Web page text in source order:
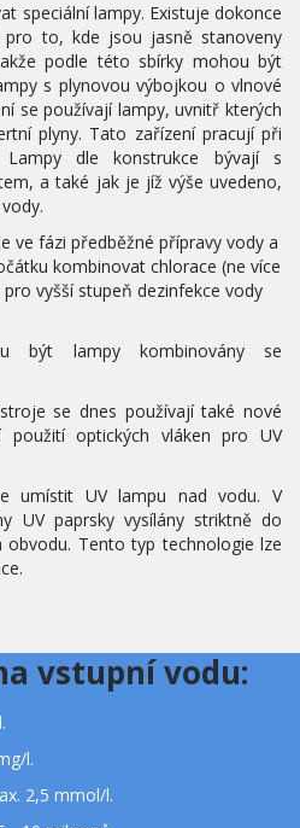
speciální lampy. Existuje dokonce
pro to, kde jsou jasně stanoveny
podle této sbírky mohou být
s plynovou výbojkou o vlnové
se používají lampy, uvnitř kterých
plyny. Tato zařízení pracují při
dle konstrukce bývají s
a také jak je jíž výše uvedeno,
ve fázi předběžné přípravy vody a
kombinovat chlorace (ne více
vyšší stupeň dezinfekce vody
být lampy kombinovány se
se dnes používají také nové
optických vláken pro UV
umístit UV lampu nad vodu. V
UV paprsky vysílány striktně do
Tento typ technologie lze
vstupní vodu:
l.
2,5 mmol/l.